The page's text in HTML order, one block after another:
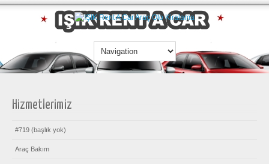
Hizmetlerimiz
#719 (başlık yok)
Araç Bakım